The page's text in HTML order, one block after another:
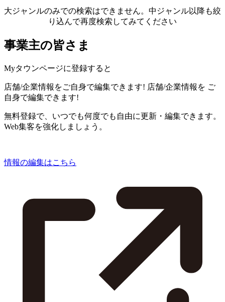
大ジャンルのみでの検索はできません。中ジャンル以降も絞
り込んで再度検索してみてください
事業主の皆さま
Myタウンページに登録すると
店舗/企業情報をご自身で編集できます! 店舗/企業情報を ご
自身で編集できます!
無料登録で、いつでも何度でも自由に更新・編集できます。
Web集客を強化しましょう。
情報の編集はこちら